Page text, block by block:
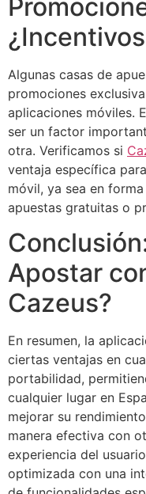
Algunas casas de
promociones
aplicaciones móviles.
ser un factor
otra. Verificamos si
ventaja específica
móvil, ya sea en
apuestas gratuitas o
Apostar
Cazeus?
En resumen, la
ciertas ventajas en
portabilidad,
cualquier lugar en
mejorar su
manera efectiva con
experiencia del
optimizada con una